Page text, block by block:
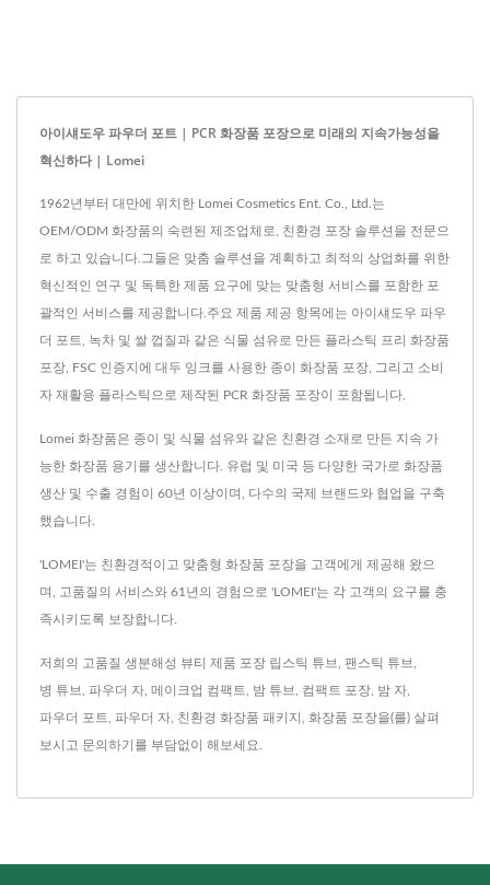
아이섀도우 파우더 포트 | PCR 화장품 포장으로 미래의 지속가능성을
혁신하다 | Lomei
1962년부터 대만에 위치한 Lomei Cosmetics Ent. Co., Ltd.는
OEM/ODM 화장품의 숙련된 제조업체로, 친환경 포장 솔루션을 전문으
로 하고 있습니다.그들은 맞춤 솔루션을 계획하고 최적의 상업화를 위한
혁신적인 연구 및 독특한 제품 요구에 맞는 맞춤형 서비스를 포함한 포
괄적인 서비스를 제공합니다.주요 제품 제공 항목에는 아이섀도우 파우
더 포트, 녹차 및 쌀 껍질과 같은 식물 섬유로 만든 플라스틱 프리 화장품
포장, FSC 인증지에 대두 잉크를 사용한 종이 화장품 포장, 그리고 소비
자 재활용 플라스틱으로 제작된 PCR 화장품 포장이 포함됩니다.
Lomei 화장품은 종이 및 식물 섬유와 같은 친환경 소재로 만든 지속 가
능한 화장품 용기를 생산합니다. 유럽 및 미국 등 다양한 국가로 화장품
생산 및 수출 경험이 60년 이상이며, 다수의 국제 브랜드와 협업을 구축
했습니다.
'LOMEI'는 친환경적이고 맞춤형 화장품 포장을 고객에게 제공해 왔으
며, 고품질의 서비스와 61년의 경험으로 'LOMEI'는 각 고객의 요구를 충
족시키도록 보장합니다.
저희의 고품질 생분해성 뷰티 제품 포장 립스틱 튜브, 팬스틱 튜브,
병 튜브, 파우더 자, 메이크업 컴팩트, 밤 튜브, 컴팩트 포장, 밤 자,
파우더 포트, 파우더 자, 친환경 화장품 패키지 , 화장품 포장을(를) 살펴
보시고 문의하기 를 부담없이 해보세요.